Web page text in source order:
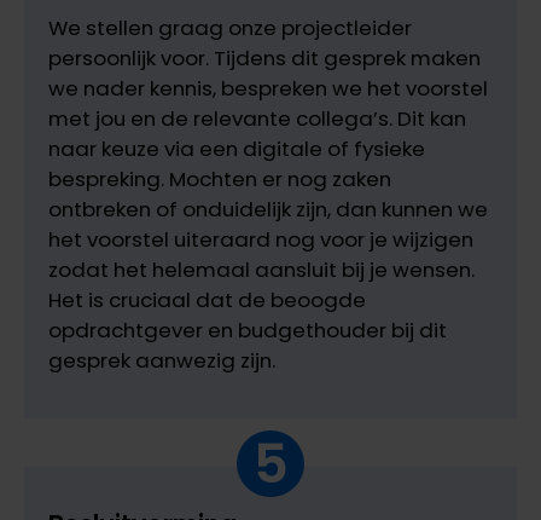
We stellen graag onze projectleider
persoonlijk voor. Tijdens dit gesprek maken
we nader kennis, bespreken we het voorstel
met jou en de relevante collega’s. Dit kan
naar keuze via een digitale of fysieke
bespreking. Mochten er nog zaken
ontbreken of onduidelijk zijn, dan kunnen we
het voorstel uiteraard nog voor je wijzigen
zodat het helemaal aansluit bij je wensen.
Het is cruciaal dat de beoogde
opdrachtgever en budgethouder bij dit
gesprek aanwezig zijn.
5